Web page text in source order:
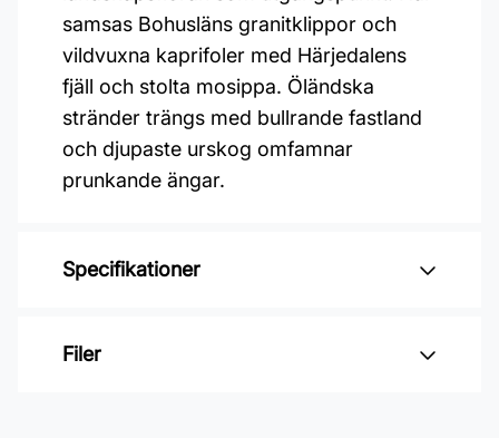
samsas Bohusläns granitklippor och
vildvuxna kaprifoler med Härjedalens
fjäll och stolta mosippa. Öländska
stränder trängs med bullrande fastland
och djupaste urskog omfamnar
prunkande ängar.
Specifikationer
Varumärke: Midbec Tapeter
Filer